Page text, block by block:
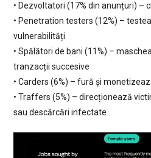
• Dezvoltatori (17% din anunțuri) –
• Penetration testers (12%) –
vulnerabilități
• Spălători de bani (11%) –
tranzacții succesive
• Carders (6%) – fură și
• Traffers (5%) – direcționează
sau descărcări infectate